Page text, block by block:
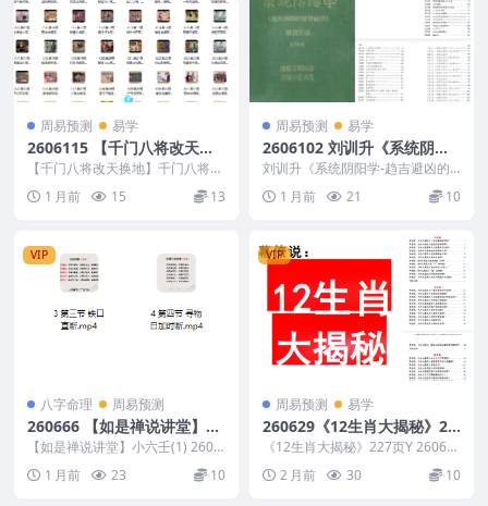
周易预测 易学
2606115 【千门八将改天换
地】千门八将详解及谋局应用
实例 36天局改天换地72地局
发家致富 215集
【千门八将改天换地】千门八将详
解及谋局应用实例 36天局改天换
地72地局发家致富...
1 月前 15 13
周易预测 易学
2606102 刘训升《系统阴阳
学-趋吉避凶的实用绝学》22
0页
刘训升《系统阴阳学-趋吉避凶的
实用绝学》220页 2606102 以下
内容为整理...
1 月前 21 10
VIP
八字命理 周易预测
260666 【如是禅说讲堂】小
六壬(1)
【如是禅说讲堂】小六壬(1) 2606
66 ├── 4 第四节 寻物日加时断.
m...1 月前 23 10
VIP
周易预测 易学
260629《12生肖大揭秘》22
7页Y
《12生肖大揭秘》227页Y 26062
9 以下内容为整理的相关资料内容
相关推荐...
2 月前 30 10